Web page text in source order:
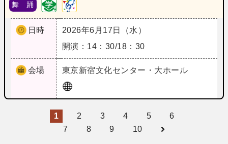
舞 踊
日時
2026年6月17日（水）
開演：14：30/18：30
会場 東京新宿文化センター・大ホール
1 2 3 4 5
6
7
8 9 10